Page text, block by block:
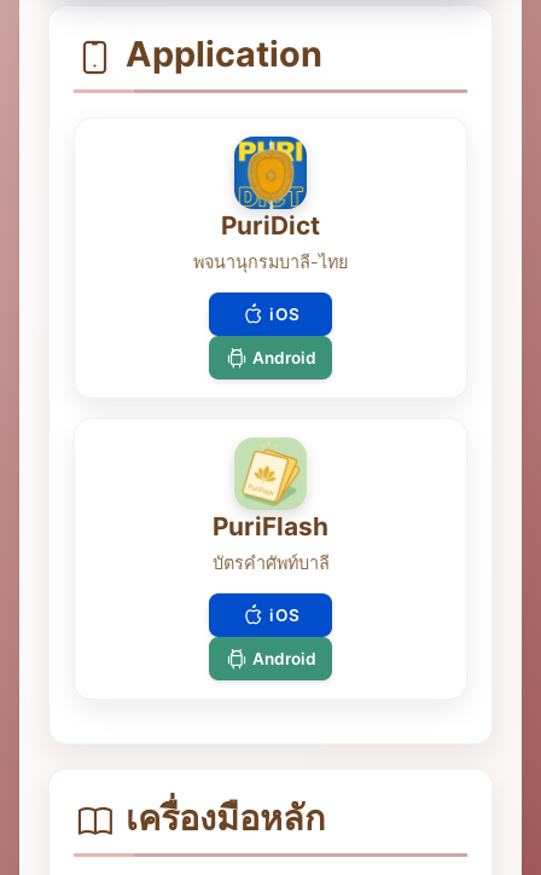
Application
PuriDict
พจนานุกรมบาลี-ไทย
iOS
Android
PuriFlash
บัตรคำศัพท์บาลี
iOS
Android
เครื่องมือหลัก